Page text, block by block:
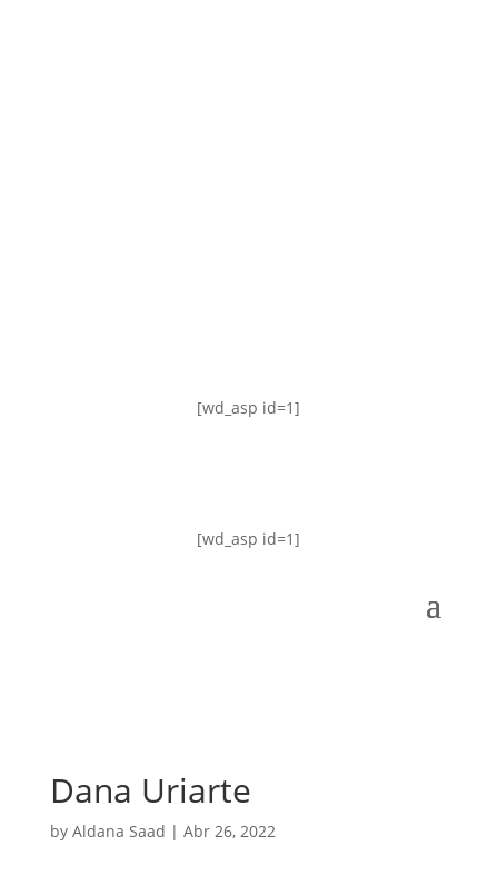
[wd_asp id=1]
[wd_asp id=1]
Dana Uriarte
by Aldana Saad | Abr 26, 2022